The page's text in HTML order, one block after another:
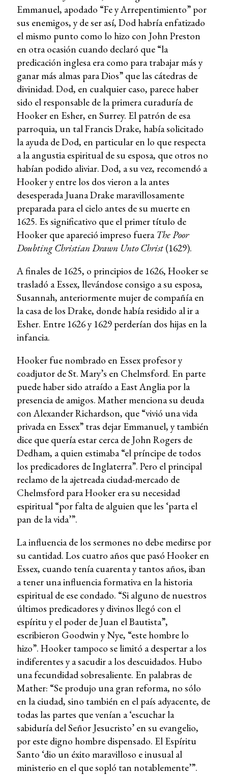
Emmanuel, apodado “Fe y Arrepentimiento” por
sus enemigos, y de ser así, Dod habría enfatizado
el mismo punto como lo hizo con John Preston
en otra ocasión cuando declaró que “la
predicación inglesa era como para trabajar más y
ganar más almas para Dios” que las cátedras de
divinidad. Dod, en cualquier caso, parece haber
sido el responsable de la primera curaduría de
Hooker en Esher, en Surrey. El patrón de esa
parroquia, un tal Francis Drake, había solicitado
la ayuda de Dod, en particular en lo que respecta
a la angustia espiritual de su esposa, que otros no
habían podido aliviar. Dod, a su vez, recomendó a
Hooker y entre los dos vieron a la antes
desesperada Juana Drake maravillosamente
preparada para el cielo antes de su muerte en
1625. Es significativo que el primer título de
Hooker que apareció impreso fuera The Poor
Doubting Christian Drawn Unto Christ(1629).
A finales de 1625, o principios de 1626, Hooker se
trasladó a Essex, llevándose consigo a su esposa,
Susannah, anteriormente mujer de compañía en
la casa de los Drake, donde había residido al ir a
Esher. Entre 1626 y 1629 perderían dos hijas en la
infancia.
Hooker fue nombrado en Essex profesor y
coadjutor de St. Mary’s en Chelmsford. En parte
puede haber sido atraído a East Anglia por la
presencia de amigos. Mather menciona su deuda
con Alexander Richardson, que “vivió una vida
privada en Essex” tras dejar Emmanuel, y también
dice que quería estar cerca de John Rogers de
Dedham, a quien estimaba “el príncipe de todos
los predicadores de Inglaterra”. Pero el principal
reclamo de la ajetreada ciudad-mercado de
Chelmsford para Hooker era su necesidad
espiritual “por falta de alguien que les ‘parta el
pan de la vida’”.
La influencia de los sermones no debe medirse por
su cantidad. Los cuatro años que pasó Hooker en
Essex, cuando tenía cuarenta y tantos años, iban
a tener una influencia formativa en la historia
espiritual de ese condado. “Si alguno de nuestros
últimos predicadores y divinos llegó con el
espíritu y el poder de Juan el Bautista”,
escribieron Goodwin y Nye, “este hombre lo
hizo”. Hooker tampoco se limitó a despertar a los
indiferentes y a sacudir a los descuidados. Hubo
una fecundidad sobresaliente. En palabras de
Mather: “Se produjo una gran reforma, no sólo
en la ciudad, sino también en el país adyacente, de
todas las partes que venían a ‘escuchar la
sabiduría del Señor Jesucristo’ en su evangelio,
por este digno hombre dispensado. El Espíritu
Santo ‘dio un éxito maravilloso e inusual al
ministerio en el que sopló tan notablemente’”.